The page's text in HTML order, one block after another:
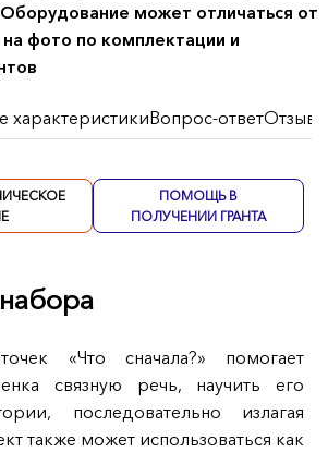
Оборудование может отличаться от
фото по комплектации и
характеристикиВопрос-ответОтзывы
ПОМОЩЬ В
ПОЛУЧЕНИИ ГРАНТА
«Что сначала?» помогает
связную речь, научить его
последовательно излагая
также может использоваться как